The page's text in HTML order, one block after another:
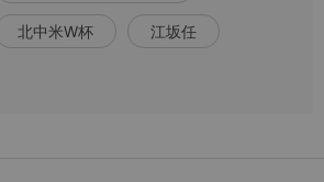
北中米W杯 江坂任